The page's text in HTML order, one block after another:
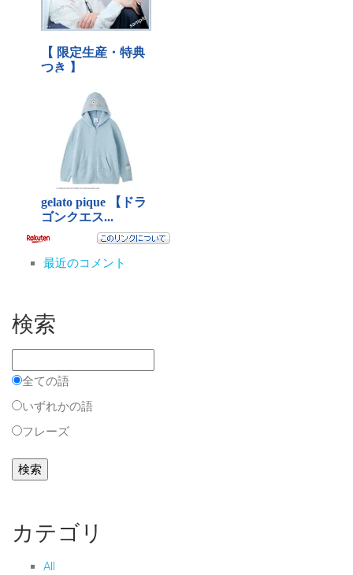
最近のコメント
検索
全ての語
いずれかの語
フレーズ
カテゴリ
All